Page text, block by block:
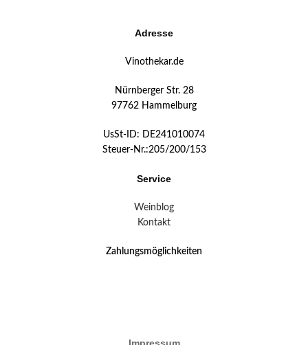
Adresse
Vinothekar.de
Nürnberger Str. 28
97762 Hammelburg
UsSt-ID: DE241010074
Steuer-Nr.:205/200/153
Service
Weinblog
Kontakt
Zahlungsmöglichkeiten